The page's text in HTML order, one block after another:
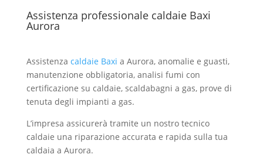
Assistenza professionale caldaie Baxi
Aurora
Assistenza caldaie Baxi a Aurora, anomalie e guasti,
manutenzione obbligatoria, analisi fumi con
certificazione su caldaie, scaldabagni a gas, prove di
tenuta degli impianti a gas.
L’impresa assicurerà tramite un nostro tecnico
caldaie una riparazione accurata e rapida sulla tua
caldaia a Aurora.